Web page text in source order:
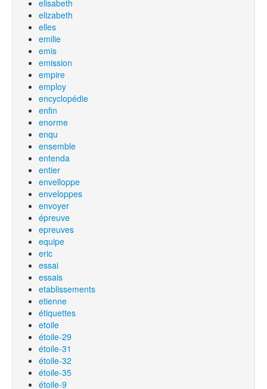
elisabeth
elizabeth
elles
emilie
emis
emission
empire
employ
encyclopédie
enfin
enorme
enqu
ensemble
entenda
entier
envelloppe
enveloppes
envoyer
épreuve
epreuves
equipe
eric
essai
essais
etablissements
etienne
étiquettes
etoile
étoile-29
étoile-31
étoile-32
étoile-35
étoile-9